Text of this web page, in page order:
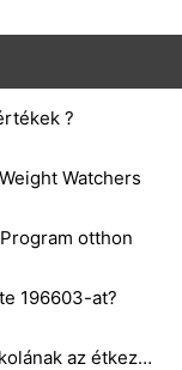
?
Watchers
otthon
196603-at?
Mennyit számít fel az Aramark a főiskolának az étkezésért diáknaponként?